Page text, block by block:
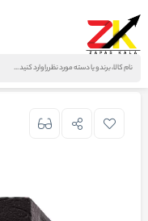
خانه لوازم موتوری دانگ فنگ